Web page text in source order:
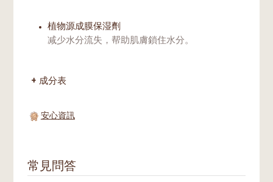
植物源成膜保湿劑
减少水分流失，帮助肌膚鎖住水分。
成分表
安心資訊
常見問答